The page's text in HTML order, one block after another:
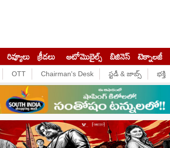
రివ్యూలు క్రీడలు ఆటోమొబైల్స్ బిజినెస్‌ టెక్నాలజీ
OTT Chairman's Desk స్టడీ & జాబ్స్ భక్తి